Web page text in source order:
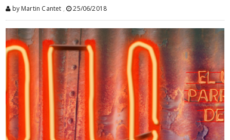
by Martin Cantet , 25/06/2018